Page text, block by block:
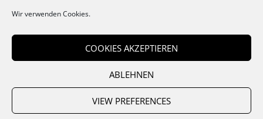
Wir verwenden Cookies.
COOKIES AKZEPTIEREN
ABLEHNEN
VIEW PREFERENCES
Digitalisierung
Mediadaten Cookies Datenschutz